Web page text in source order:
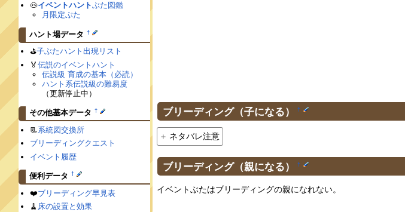
ブリーディング（子になる） †
ネタバレ注意
ブリーディング（親になる） †
イベントぶたはブリーディングの親になれない。
🐽イベントハントぶた図鑑
月限定ぶた
ハント場データ †
⛳️子ぶたハント出現リスト
🏅伝説のイベントハント
伝説級 育成の基本（必読）
ハント系伝説級の難易度
（更新停止中）
その他基本データ †
📃系統図交換所
ブリーディングクエスト
イベント履歴
便利データ †
❤️ブリーディング早見表
🧹 床の設置と効果